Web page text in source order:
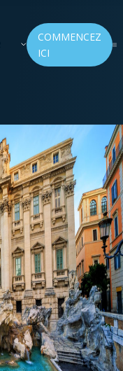
COMMENCEZ
ICI